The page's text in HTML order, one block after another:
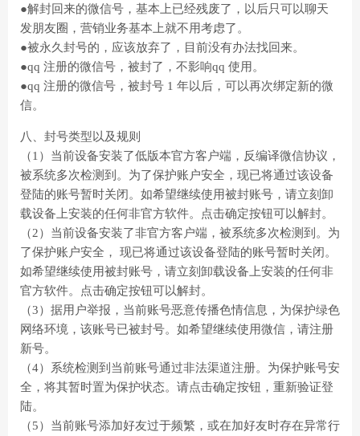
●解封回来的微信号，基本上已经残废了，以后只可以聊天
发朋友圈，营销业务基本上就不用考虑了。
●被永久封号的，应该放弃了，目前没有办法找回来。
●qq 注册的微信号，被封了，不影响qq 使用。
●qq 注册的微信号，被封号 1 年以后，可以再次绑定新的微
信。
八、封号类型以及规则
（1）当前设备安装了低版本官方客户端，反编译微信协议，
被系统多次检测到。为了保护账户安全，现已将通过该设备
登陆的账号暂时关闭。如希望继续使用被封账号，请立刻卸
载设备上安装的任何非官方软件。点击确定按钮可以解封。
（2）当前设备安装了非官方客户端，被系统多次检测到。为
了保护账户安全， 现已将通过该设备登陆的账号暂时关闭。
如希望继续使用被封账号，请立刻卸载设备上安装的任何非
官方软件。点击确定按钮可以解封。
（3）据用户举报，当前账号恶意传播色情信息，为保护绿色
网络环境，该账号已被封号。如希望继续使用微信，请注册
新号。
（4）系统检测到当前账号通过非法渠道注册。为保护账号安
全，将其暂时置为保护状态。请点击确定按钮，重新验证登
陆。
（5）当前账号添加好友过于频繁，或在加好友时存在异常行